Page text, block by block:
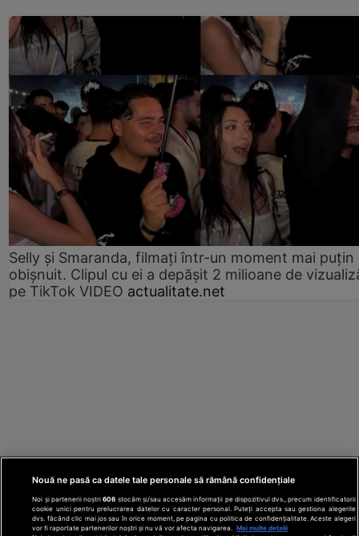
Selly și Smaranda, filmați într-un moment mai puțin
obișnuit. Clipul cu ei a depășit 2 milioane de
pe TikTok VIDEO actualitate.net
Nouă ne pasă ca datele tale personale să rămână confidențiale
Noi și partenerii noștri606 stocăm și/sau accesăm informații pe dispozitivul dvs., precum identificatorii
cookie unici pentru prelucrarea datelor cu caracter personal. Puteți accepta sau gestiona alegerile
dvs. făcând clic mai jos sau în orice moment, pe pagina cu politica de confidențialitate. Aceste alegeri
vor fi raportate partenerilor noștri și nu vă vor afecta navigarea.
Mai multe detalii